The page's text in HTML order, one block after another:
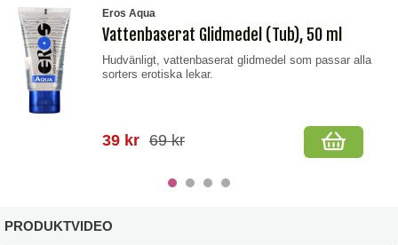
Eros Aqua
Vattenbaserat Glidmedel (Tub), 50 ml
Hudvänligt, vattenbaserat glidmedel som passar alla
sorters erotiska lekar.
39 kr 69 kr
PRODUKTVIDEO